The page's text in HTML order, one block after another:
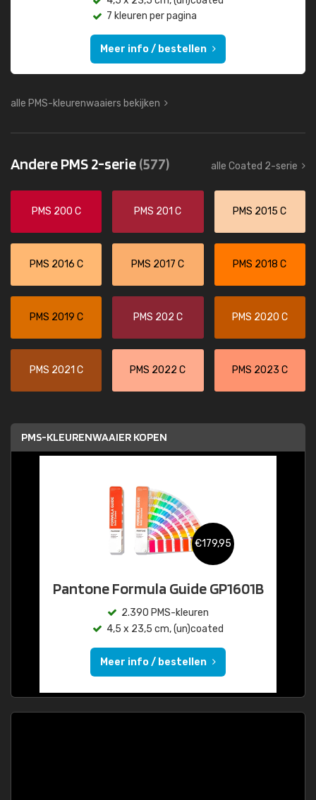
7 kleuren per pagina
Meer info / bestellen
alle PMS-kleurenwaaiers bekijken
Andere PMS 2-serie(577) alle Coated 2-serie
PMS 200 C PMS 201 C PMS 2015 C
PMS 2016 C PMS 2017 C PMS 2018 C
PMS 2019 C PMS 202 C PMS 2020 C
PMS 2021 C PMS 2022 C PMS 2023 C
PMS-KLEURENWAAIER KOPEN
€179,95
Pantone Formula Guide GP1601B
2.390 PMS-kleuren
4,5 x 23,5 cm, (un)coated
Meer info / bestellen